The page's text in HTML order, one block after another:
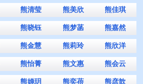
熊清莹 熊美欣 熊佳琪
熊晓钰 熊梦菡 熊嘉然
熊金慧 熊莉玲 熊欣洋
熊怡菁 熊文惠 熊会云
熊婵玥 熊奕蓓 熊彦歆